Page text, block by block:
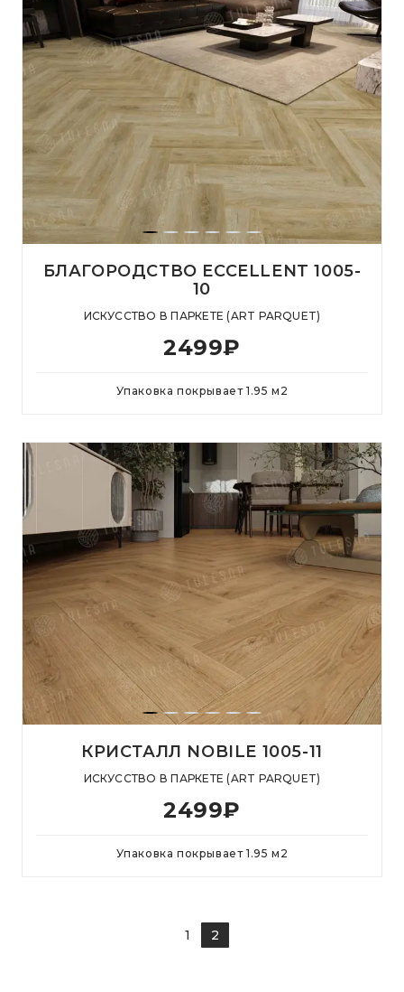
БЛАГОРОДСТВО ECCELLENT 1005-
10
ИСКУССТВО В ПАРКЕТЕ (ART PARQUET)
2499₽
Упаковка покрывает1.95 м 2
КРИСТАЛЛ NOBILE 1005-11
ИСКУССТВО В ПАРКЕТЕ (ART PARQUET)
2499₽
Упаковка покрывает1.95 м 2
1 2